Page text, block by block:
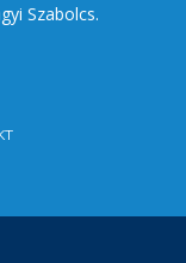
Szabolcs.